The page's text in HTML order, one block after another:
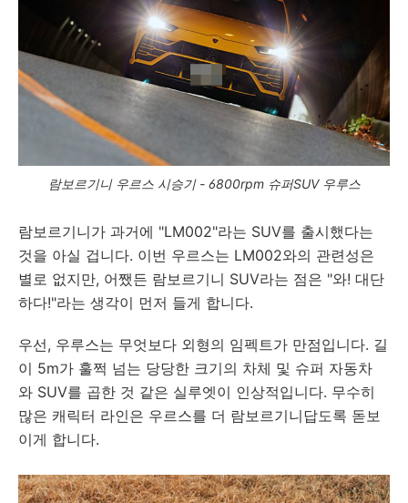
람보르기니 우르스 시승기 - 6800rpm 슈퍼SUV 우루스
람보르기니가 과거에 "LM002"라는 SUV를 출시했다는
것을 아실 겁니다. 이번 우르스는 LM002와의 관련성은
별로 없지만, 어쨌든 람보르기니 SUV라는 점은 "와! 대단
하다!"라는 생각이 먼저 들게 합니다.
우선, 우루스는 무엇보다 외형의 임펙트가 만점입니다. 길
이 5m가 훌쩍 넘는 당당한 크기의 차체 및 슈퍼 자동차
와 SUV를 곱한 것 같은 실루엣이 인상적입니다. 무수히
많은 캐릭터 라인은 우르스를 더 람보르기니답도록 돋보
이게 합니다.